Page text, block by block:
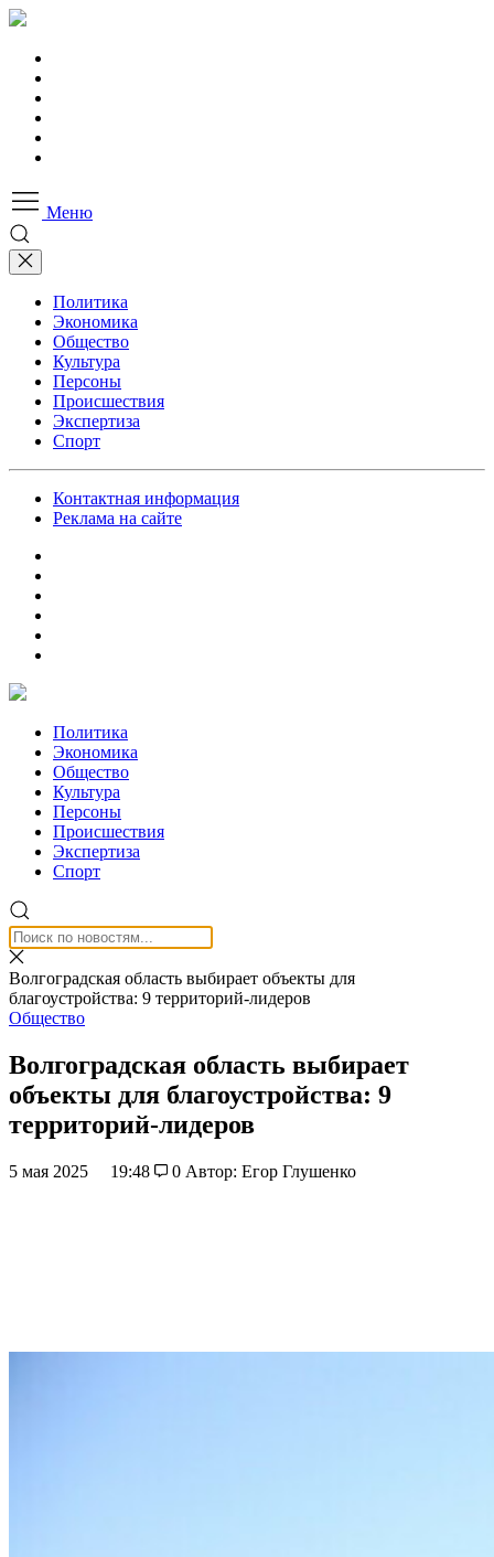
Меню
Политика
Экономика
Общество
Культура
Персоны
Происшествия
Экспертиза
Спорт
Контактная информация
Реклама на сайте
Политика
Экономика
Общество
Культура
Персоны
Происшествия
Экспертиза
Спорт
Волгоградская область выбирает объекты для
благоустройства: 9 территорий-лидеров
Общество
Волгоградская область выбирает
объекты для благоустройства: 9
территорий-лидеров
5 мая 2025 19:48 0 Автор: Егор Глушенко